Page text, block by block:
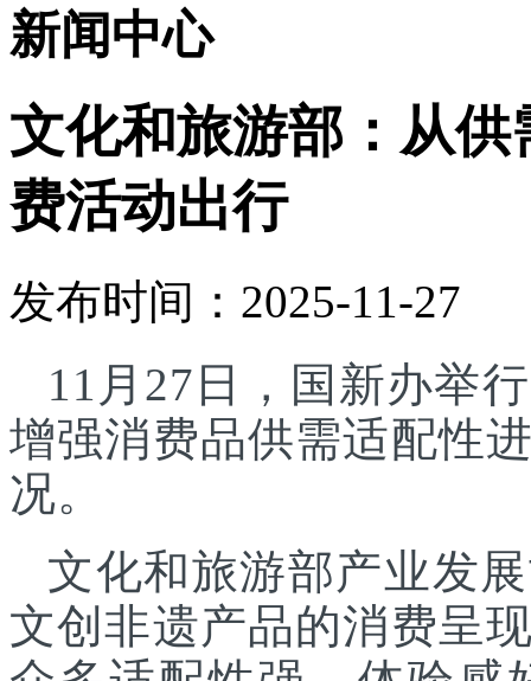
新闻中心
文化和旅游部：从
费活动出行
发布时间：2025-11-27
11月27日，国新办举
增强消费品供需适配性
况。
文化和旅游部产业发
文创非遗产品的消费呈